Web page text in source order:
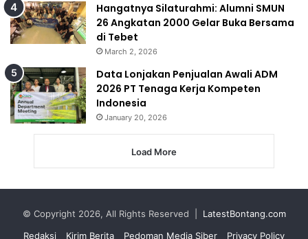
Hangatnya Silaturahmi: Alumni SMUN
26 Angkatan 2000 Gelar Buka Bersama
di Tebet
March 2, 2026
Data Lonjakan Penjualan Awali ADM
2026 PT Tenaga Kerja Kompeten
Indonesia
January 20, 2026
Load More
© Copyright 2026, All Rights Reserved | LatestBontang.com
Redaksi
Kirim Berita Pedoman Media Siber Privacy Policy